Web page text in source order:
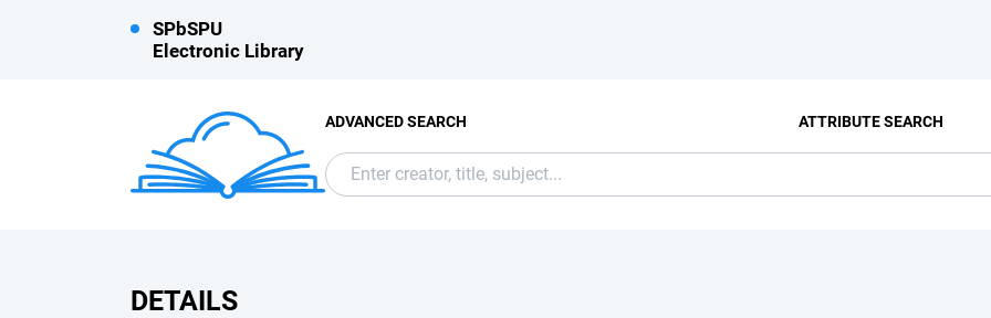
SPbSPU
Electronic Library
ADVANCED SEARCH ATTRIBUTE SEARCH
DETAILS